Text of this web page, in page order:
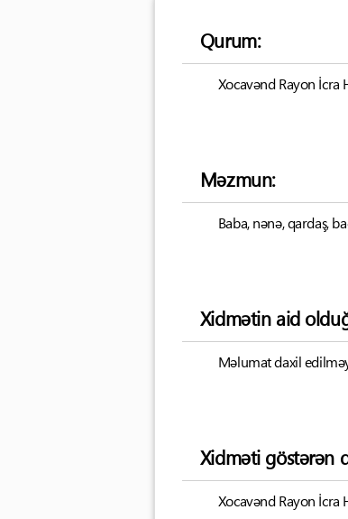
Qurum:
Xocavənd Rayon İcra
Məzmun:
Baba, nənə, qardaş,
Xidmətin aid
Məlumat daxil
Xidməti göstərən
Xocavənd Rayon İcra